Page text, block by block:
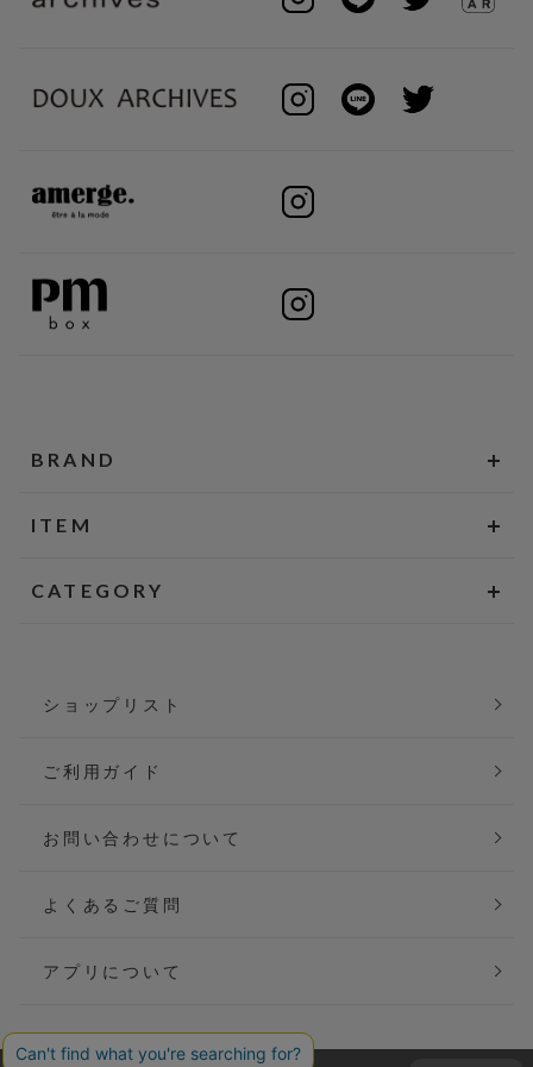
BRAND
ITEM
CATEGORY
ショップリスト
ご利用ガイド
お問い合わせについて
よくあるご質問
アプリについて